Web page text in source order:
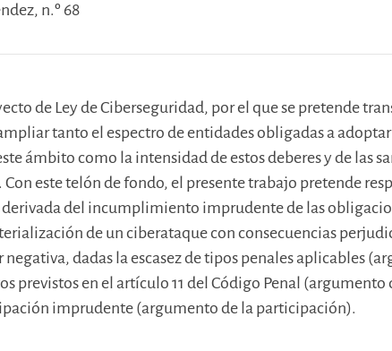
n.º 68
de Ley de Ciberseguridad, por el que se pretende
tanto el espectro de entidades obligadas a
ámbito como la intensidad de estos deberes y de las
este telón de fondo, el presente trabajo pretende
del incumplimiento imprudente de las
de un ciberataque con consecuencias
negativa, dadas la escasez de tipos penales aplicables
previstos en el artículo 11 del Código Penal
imprudente (argumento de la participación).